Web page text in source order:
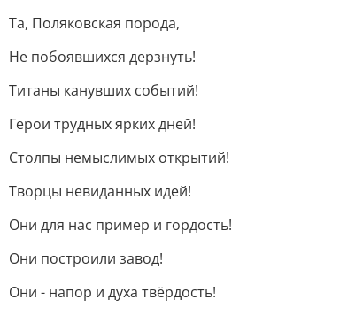
Та, Поляковская порода,
Не побоявшихся дерзнуть!
Титаны канувших событий!
Герои трудных ярких дней!
Столпы немыслимых открытий!
Творцы невиданных идей!
Они для нас пример и гордость!
Они построили завод!
Они - напор и духа твёрдость!